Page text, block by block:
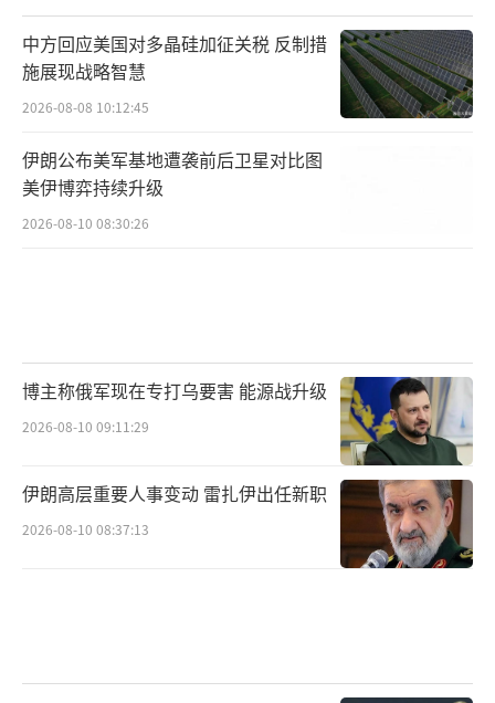
时称：“他们拼命打架，就像两个孩子一样。
你只能让他们先打，然后才容易阻止他
们。”对此，吕特称：“有时候爸爸不得不用
强硬的语言让他们停下来。”这一将特朗普比
作“爸爸”的惊人言论立即引发了国际社会的
关注。吕特随后试图澄清称，自己并非将美国
总统视作“爸爸”，只是在开玩笑而已。特朗
喜欢，我会狠狠教训他。”白宫随后在社交媒
上发布特朗普出席北约峰会的视频，视频标题
是“爸爸回家了”。
“‘爸爸策略’带来了什么？”英国《每
日电讯报》26日称，当北约领导人在海牙峰会
上思考如何应对特朗普时，他们把外交变成了
赞美和奉承不足以完成留住美国的目标。“爸
中方回应美国对多晶硅加征关税 反制措
施展现战略智慧
2026-08-08 10:12:45
伊朗公布美军基地遭袭前后卫星对比图
美伊博弈持续升级
2026-08-10 08:30:26
博主称俄军现在专打乌要害 能源战升级
2026-08-10 09:11:29
伊朗高层重要人事变动 雷扎伊出任新职
2026-08-10 08:37:13